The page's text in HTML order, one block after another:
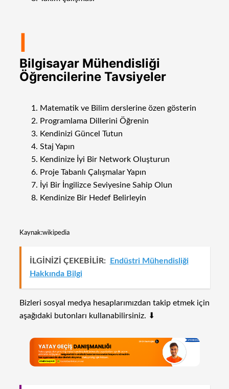
I
Bilgisayar Mühendisliği
Öğrencilerine Tavsiyeler
Matematik ve Bilim derslerine özen gösterin
Programlama Dillerini Öğrenin
Kendinizi Güncel Tutun
Staj Yapın
Kendinize İyi Bir Network Oluşturun
Proje Tabanlı Çalışmalar Yapın
İyi Bir İngilizce Seviyesine Sahip Olun
Kendinize Bir Hedef Belirleyin
Kaynak:wikipedia
İLGİNİZİ ÇEKEBİLİR:
Endüstri Mühendisliği
Hakkında Bilgi
Bizleri sosyal medya hesaplarımızdan takip etmek için
aşağıdaki butonları kullanabilirsiniz. ⬇